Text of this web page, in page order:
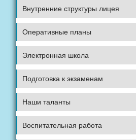
Внутренние структуры лицея
Оперативные планы
Электронная школа
Подготовка к экзаменам
Наши таланты
Воспитательная работа